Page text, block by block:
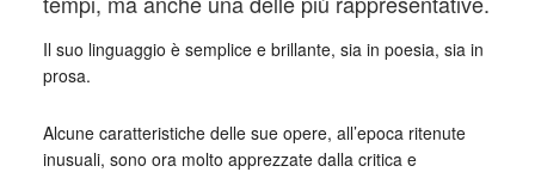
Il suo linguaggio è semplice e brillante, sia in poesia, sia in
prosa.
Alcune caratteristiche delle sue opere, all’epoca ritenute
inusuali, sono ora molto apprezzate dalla critica e